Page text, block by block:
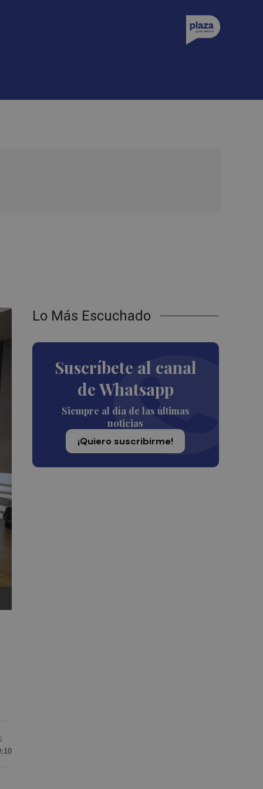
Lo Más Escuchado
Suscríbete al canal
de Whatsapp
Siempre al día de las últimas
noticias
¡Quiero suscribirme!